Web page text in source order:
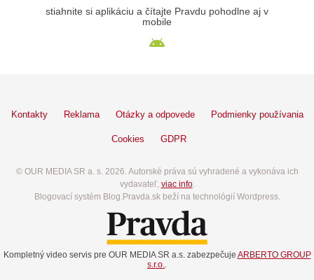
stiahnite si aplikáciu a čítajte Pravdu pohodlne aj v
mobile
Kontakty Reklama Otázky a odpovede Podmienky používania
Cookies GDPR
© OUR MEDIA SR a. s. 2026. Autorské práva sú vyhradené a vykonáva ich
vydavateľ, viac info.
Blogovací systém Blog.Pravda.sk beží na technológií Wordpress.
Kompletný video servis pre OUR MEDIA SR a.s. zabezpečuje ARBERTO GROUP
s.r.o..